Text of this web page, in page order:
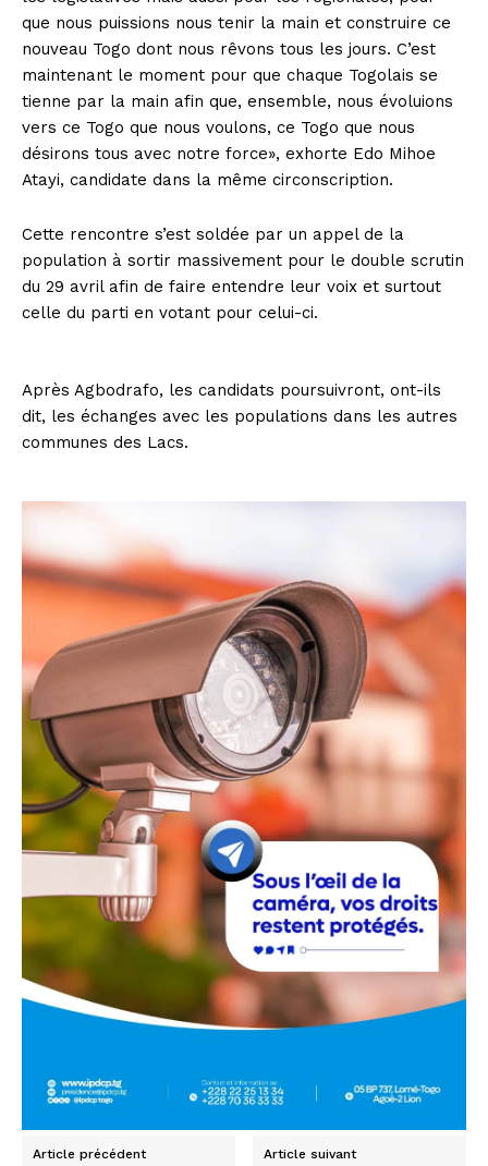
que nous puissions nous tenir la main et construire ce
nouveau Togo dont nous rêvons tous les jours. C’est
maintenant le moment pour que chaque Togolais se
tienne par la main afin que, ensemble, nous évoluions
vers ce Togo que nous voulons, ce Togo que nous
désirons tous avec notre force», exhorte Edo Mihoe
Atayi, candidate dans la même circonscription.
Cette rencontre s’est soldée par un appel de la
population à sortir massivement pour le double scrutin
du 29 avril afin de faire entendre leur voix et surtout
celle du parti en votant pour celui-ci.
Après Agbodrafo, les candidats poursuivront, ont-ils
dit, les échanges avec les populations dans les autres
communes des Lacs.
Article précédent Article suivant